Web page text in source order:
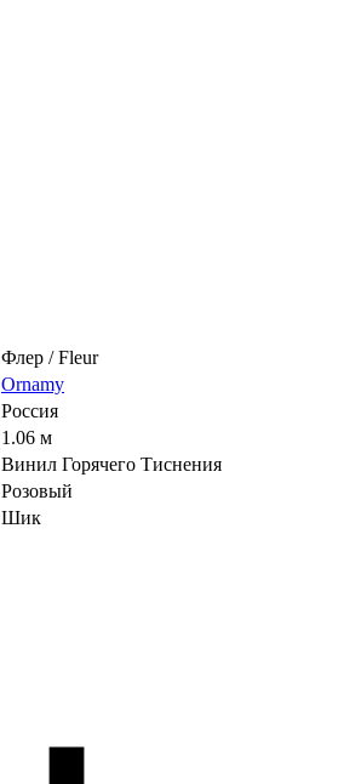
Флер / Fleur
Ornamy
Россия
1.06 м
Винил Горячего Тиснения
Розовый
Шик